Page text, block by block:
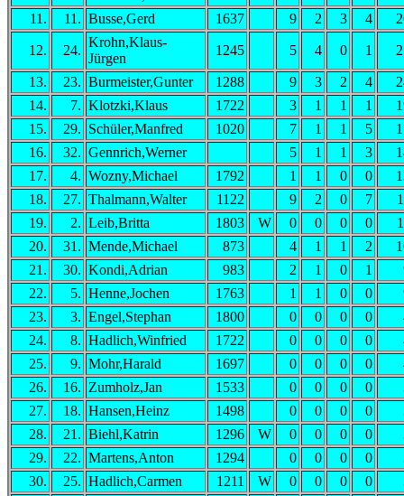
11.
11. Busse,Gerd 1637 9 2 3 4
12. 24.
Krohn,Klaus-
Jürgen
1245 5 4 0 1
13. 23. Burmeister,Gunter 1288 9 3 2 4
14.
7. Klotzki,Klaus 1722 3 1 1 1
15.
29. Schüler,Manfred 1020 7 1 1 5
16.
32. Gennrich,Werner 5 1 1 3
17.
4. Wozny,Michael 1792 1 1 0 0
18.
27. Thalmann,Walter 1122 9 2 0 7
19.
2. Leib,Britta 1803 W 0 0 0 0
20.
31. Mende,Michael 873 4 1 1 2
21.
30. Kondi,Adrian 983 2 1 0 1
22.
5. Henne,Jochen 1763 1 1 0 0
23.
3. Engel,Stephan 1800 0 0 0 0
24.
8. Hadlich,Winfried 1722 0 0 0 0
25.
9. Mohr,Harald 1697 0 0 0 0
26.
16. Zumholz,Jan 1533 0 0 0 0
27.
18. Hansen,Heinz 1498 0 0 0 0
28.
21. Biehl,Katrin 1296 W 0 0 0 0
29.
22. Martens,Anton 1294 0 0 0 0
30.
25. Hadlich,Carmen 1211 W 0 0 0 0